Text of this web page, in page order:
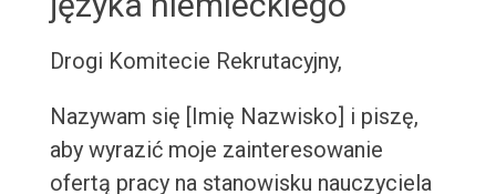
Drogi Komitecie Rekrutacyjny,
Nazywam się [Imię Nazwisko] i piszę,
aby wyrazić moje zainteresowanie
ofertą pracy na stanowisku nauczyciela